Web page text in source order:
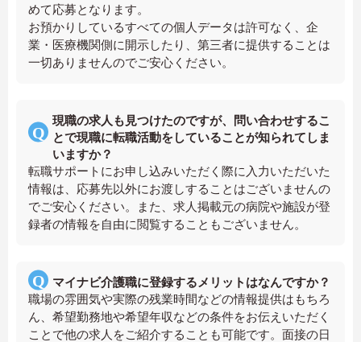
めて応募となります。
お預かりしているすべての個人データは許可なく、企
業・医療機関側に開示したり、第三者に提供することは
一切ありませんのでご安心ください。
現職の求人も見つけたのですが、問い合わせするこ
とで現職に転職活動をしていることが知られてしま
いますか？
転職サポートにお申し込みいただく際に入力いただいた
情報は、応募先以外にお渡しすることはございませんの
でご安心ください。また、求人掲載元の病院や施設が登
録者の情報を自由に閲覧することもございません。
マイナビ介護職に登録するメリットはなんですか？
職場の雰囲気や実際の残業時間などの情報提供はもちろ
ん、希望勤務地や希望年収などの条件をお伝えいただく
ことで他の求人をご紹介することも可能です。面接の日